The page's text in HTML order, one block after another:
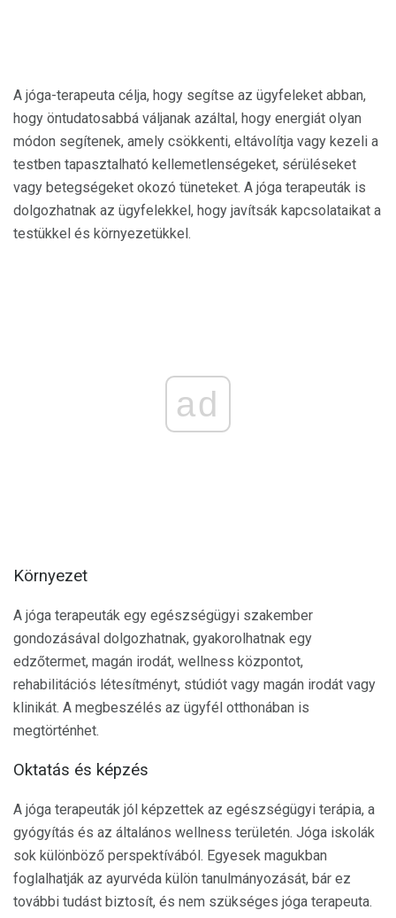
A jóga-terapeuta célja, hogy segítse az ügyfeleket abban,
hogy öntudatosabbá váljanak azáltal, hogy energiát olyan
módon segítenek, amely csökkenti, eltávolítja vagy kezeli a
testben tapasztalható kellemetlenségeket, sérüléseket
vagy betegségeket okozó tüneteket. A jóga terapeuták is
dolgozhatnak az ügyfelekkel, hogy javítsák kapcsolataikat a
testükkel és környezetükkel.
ad
Környezet
A jóga terapeuták egy egészségügyi szakember
gondozásával dolgozhatnak, gyakorolhatnak egy
edzőtermet, magán irodát, wellness központot,
rehabilitációs létesítményt, stúdiót vagy magán irodát vagy
klinikát. A megbeszélés az ügyfél otthonában is
megtörténhet.
Oktatás és képzés
A jóga terapeuták jól képzettek az egészségügyi terápia, a
gyógyítás és az általános wellness területén. Jóga iskolák
sok különböző perspektívából. Egyesek magukban
foglalhatják az ayurvéda külön tanulmányozását, bár ez
további tudást biztosít, és nem szükséges jóga terapeuta.